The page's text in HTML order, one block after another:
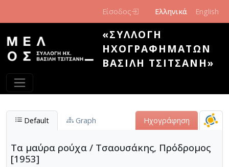
Είσοδος Ελληνικά English
«ΣΥΛΛΟΓΉ
ΗΧΟΓΡΑΦΗΜΆΤΩΝ
ΒΑΣΊΛΗ ΤΣΙΤΣΆΝΗ»
Default Graph Ηχογράφηση
Τα μαύρα ρούχα / Τσαουσάκης, Πρόδρομος
[1953]